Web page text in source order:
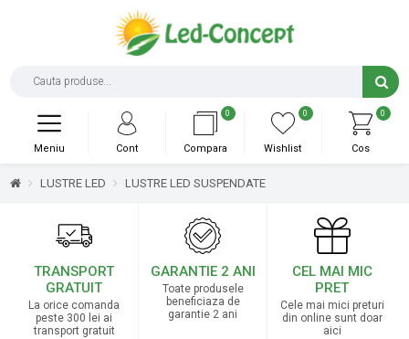
0
Cos
0
Wishlist
0
Compara
Cont
Meniu
LUSTRE LED LUSTRE LED SUSPENDATE
TRANSPORT
GRATUIT
La orice comanda
peste 300 lei ai
transport gratuit
GARANTIE 2 ANI
Toate produsele
beneficiaza de
garantie 2 ani
CEL MAI MIC
PRET
Cele mai mici preturi
din online sunt doar
aici